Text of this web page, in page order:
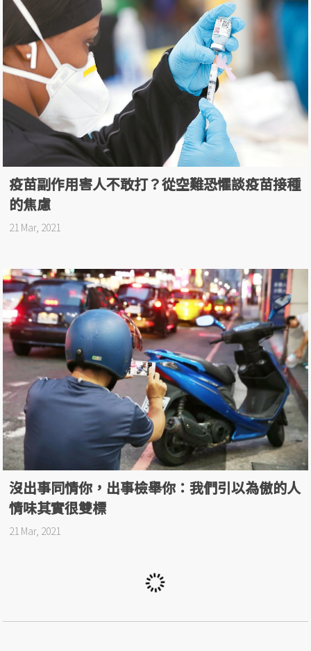
疫苗副作用害人不敢打？從空難恐懼談疫苗接種
的焦慮
21 Mar, 2021
沒出事同情你，出事檢舉你：我們引以為傲的人
情味其實很雙標
21 Mar, 2021